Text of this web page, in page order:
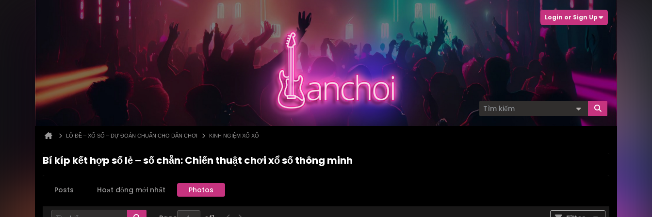
Login or Sign Up
LÔ ĐỀ – XỔ SỐ – DỰ ĐOÁN CHUẨN CHO DÂN CHƠI KINH NGIỆM XỔ XỐ
Bí kíp kết hợp số lẻ – số chẵn: Chiến thuật chơi xổ số thông minh
Posts Hoạt động mới nhất Photos